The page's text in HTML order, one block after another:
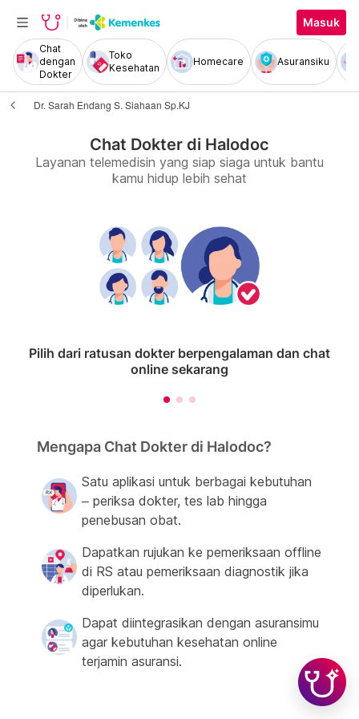
Masuk
Chat
dengan
Dokter
Toko
Kesehatan
Homecare Asuransiku
Dr. Sarah Endang S. Siahaan Sp.KJ
Chat Dokter di Halodoc
Layanan telemedisin yang siap siaga untuk bantu
kamu hidup lebih sehat
Pilih dari ratusan dokter berpengalaman dan chat
online sekarang
Mengapa Chat Dokter di Halodoc?
Satu aplikasi untuk berbagai kebutuhan
– periksa dokter, tes lab hingga
penebusan obat.
Dapatkan rujukan ke pemeriksaan offline
di RS atau pemeriksaan diagnostik jika
diperlukan.
Dapat diintegrasikan dengan asuransimu
agar kebutuhan kesehatan online
terjamin asuransi.